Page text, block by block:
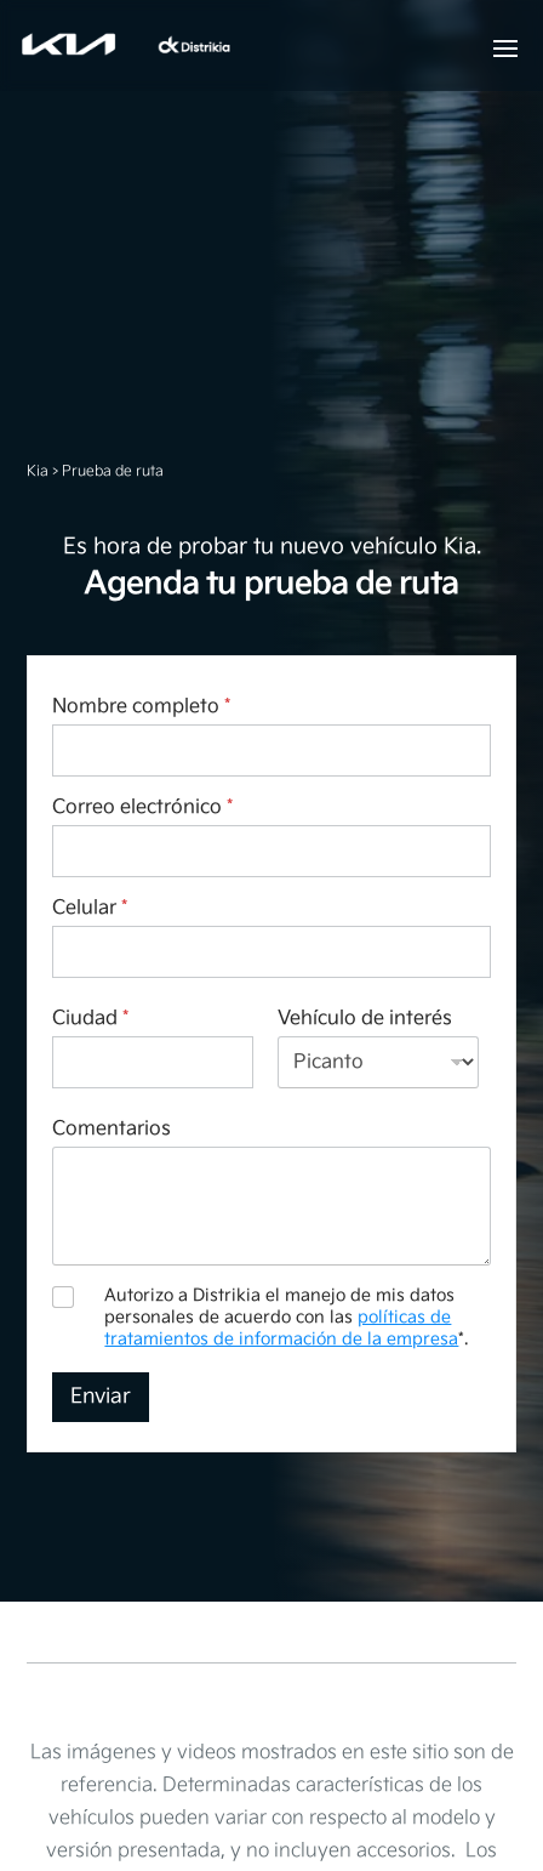
Kia > Prueba de ruta
Es hora de probar tu nuevo vehículo Kia.
Agenda tu prueba de ruta
Nombre completo*
Correo electrónico*
Celular*
Ciudad* Vehículo de interés
i
n
s
C
o
e
V
Comentarios
Autorizo a Distrikia el manejo de mis datos
personales de acuerdo con las políticas de
tratamientos de información de la empresa*.
Enviar
Las imágenes y videos mostrados en este sitio son de
referencia. Determinadas características de los
vehículos pueden variar con respecto al modelo y
versión presentada, y no incluyen accesorios. Los